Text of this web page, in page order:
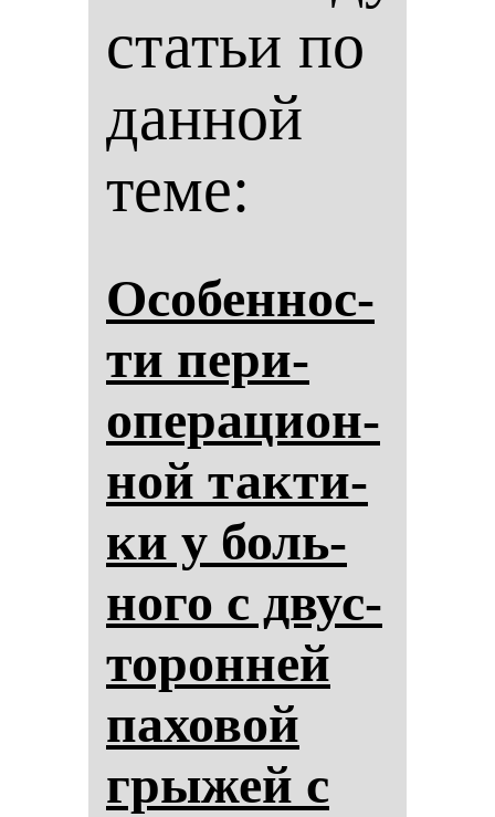
статьи по
данной
теме:
Осо­бен­нос­
ти пе­ри­
опе­ра­ци­он­
ной так­ти­
ки у боль­
но­го с двус­
то­рон­ней
па­хо­вой
гры­жей с